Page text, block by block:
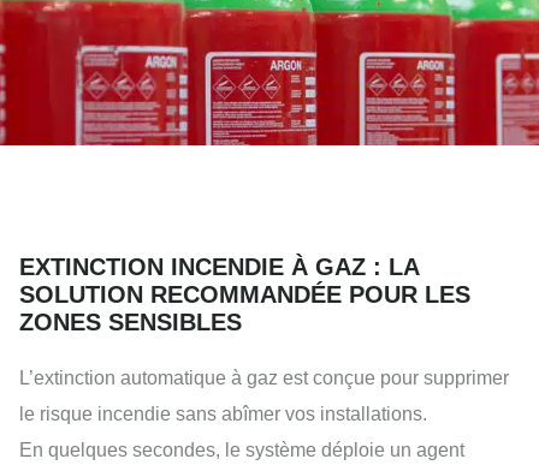
EXTINCTION INCENDIE À GAZ : LA
SOLUTION RECOMMANDÉE POUR LES
ZONES SENSIBLES
L’extinction automatique à gaz est conçue pour supprimer
le risque incendie sans abîmer vos installations.
En quelques secondes, le système déploie un agent